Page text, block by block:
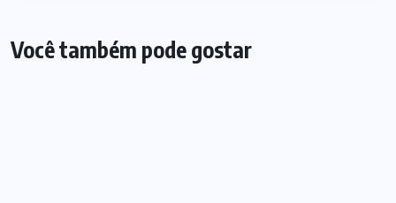
Você também pode gostar